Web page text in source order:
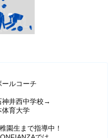
ルコーチ
井西中学校→
育大学
園生まで指導中！